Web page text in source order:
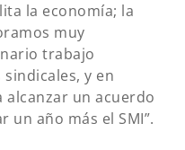
la economía; la
muy
trabajo
y en
alcanzar un acuerdo
año más el SMI”.